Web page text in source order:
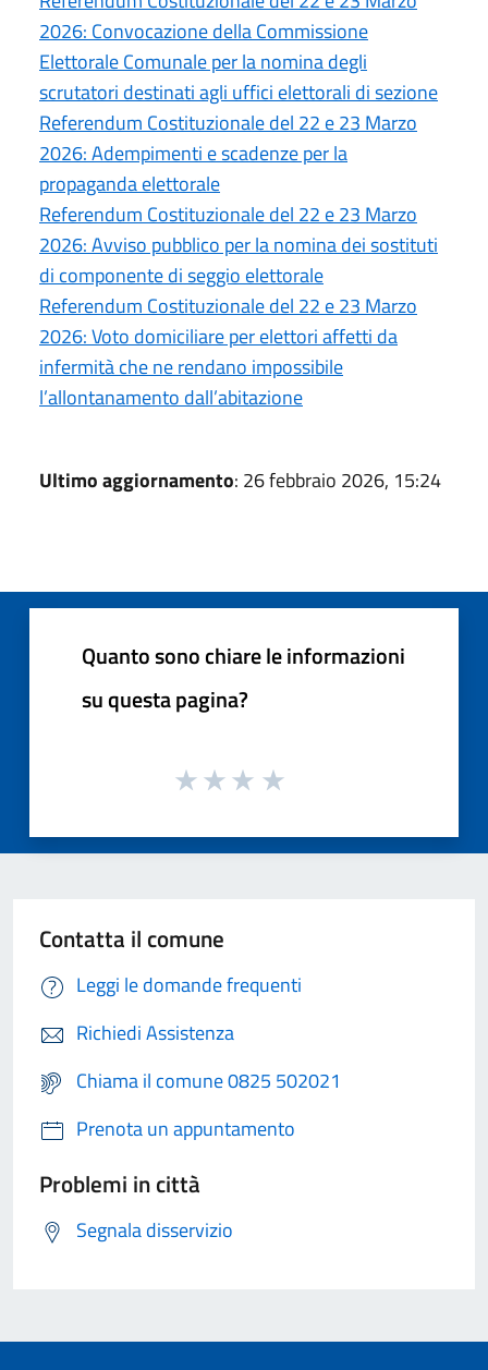
2026: Convocazione della Commissione
Elettorale Comunale per la nomina degli
scrutatori destinati agli uffici elettorali di sezione
Referendum Costituzionale del 22 e 23 Marzo
2026: Adempimenti e scadenze per la
propaganda elettorale
Referendum Costituzionale del 22 e 23 Marzo
2026: Avviso pubblico per la nomina dei sostituti
di componente di seggio elettorale
Referendum Costituzionale del 22 e 23 Marzo
2026: Voto domiciliare per elettori affetti da
infermità che ne rendano impossibile
l’allontanamento dall’abitazione
Ultimo aggiornamento: 26 febbraio 2026, 15:24
Quanto sono chiare le informazioni
su questa pagina?
Contatta il comune
Leggi le domande frequenti
Richiedi Assistenza
Chiama il comune 0825 502021
Prenota un appuntamento
Problemi in città
Segnala disservizio